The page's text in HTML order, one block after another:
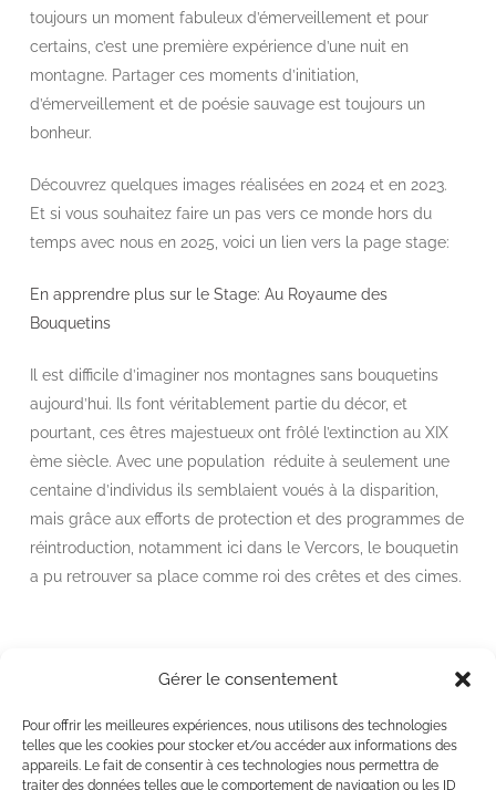
Gérer le consentement
Pour offrir les meilleures expériences, nous utilisons des technologies
telles que les cookies pour stocker et/ou accéder aux informations des
appareils. Le fait de consentir à ces technologies nous permettra de
traiter des données telles que le comportement de navigation ou les ID
toujours un moment fabuleux d’émerveillement et pour
certains, c’est une première expérience d’une nuit en
montagne. Partager ces moments d’initiation,
d’émerveillement et de poésie sauvage est toujours un
bonheur.
Découvrez quelques images réalisées en 2024 et en 2023.
Et si vous souhaitez faire un pas vers ce monde hors du
temps avec nous en 2025, voici un lien vers la page stage:
En apprendre plus sur le Stage: Au Royaume des
Bouquetins
Il est difficile d’imaginer nos montagnes sans bouquetins
aujourd’hui. Ils font véritablement partie du décor, et
pourtant, ces êtres majestueux ont frôlé l’extinction au XIX
ème siècle. Avec une population réduite à seulement une
centaine d’individus ils semblaient voués à la disparition,
mais grâce aux efforts de protection et des programmes de
réintroduction, notamment ici dans le Vercors, le bouquetin
a pu retrouver sa place comme roi des crêtes et des cimes.
Newsletter
Suivez notre actualité en vous inscrivant à notre newsletter